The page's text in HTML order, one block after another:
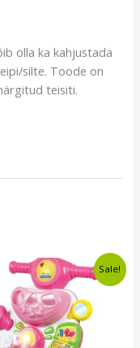
olla ka kahjustada
silte. Toode on
teisiti.
Sale!
Algne
hind
oli:
€29,70.
Current
price
€26,99.